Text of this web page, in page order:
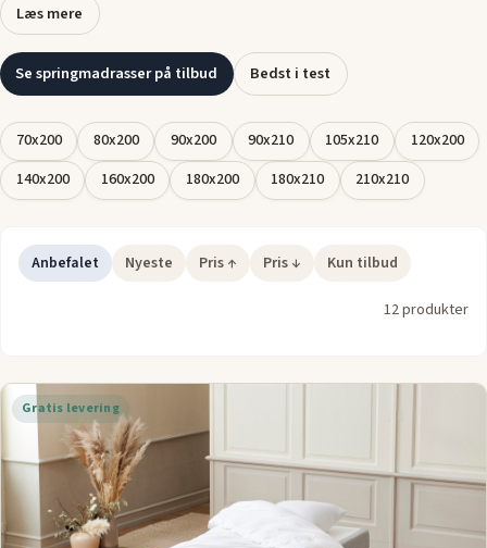
fjedermadras eller en blød liggeflade, kan du finde den
perfekte løsning her. Vælg en madras, der kombinerer
holdbarhed, åndbarhed og komfort for at opnå den ultimative
soveoplevelse.
Læs mere
Se springmadrasser på tilbud Bedst i test
70x200 80x200 90x200 90x210 105x210
120x200
140x200
160x200 180x200 180x210 210x210
Anbefalet Nyeste Pris ↑ Pris ↓ Kun tilbud
12 produkter
Gratis levering